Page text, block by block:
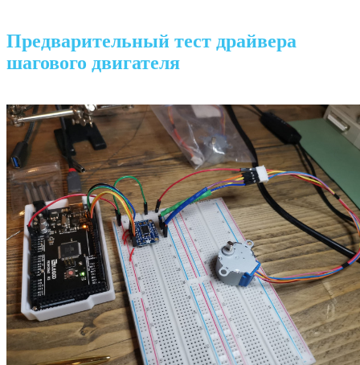
Предварительный тест драйвера
шагового двигателя